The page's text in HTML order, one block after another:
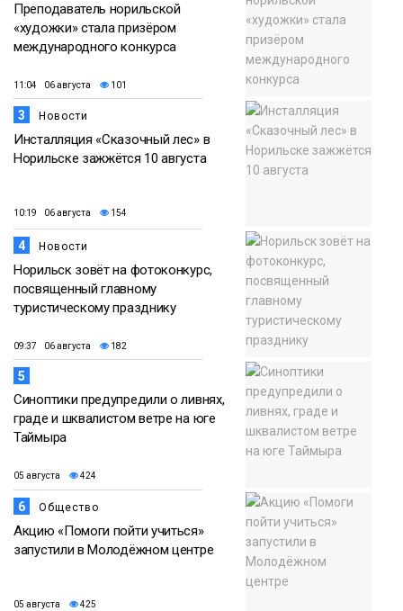
Преподаватель норильской
«художки» стала призёром
международного конкурса
11:04 06 августа 101
3 Новости
Инсталляция «Сказочный лес» в
Норильске зажжётся 10 августа
10:19 06 августа 154
4 Новости
Норильск зовёт на фотоконкурс,
посвященный главному
туристическому празднику
09:37 06 августа 182
5
Синоптики предупредили о ливнях,
граде и шквалистом ветре на юге
Таймыра
05 августа 424
6 Общество
Акцию «Помоги пойти учиться»
запустили в Молодёжном центре
05 августа 425